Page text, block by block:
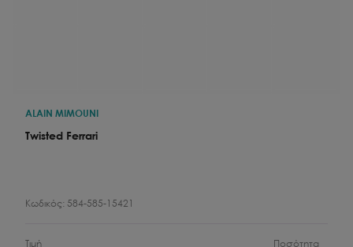
ALAIN MIMOUNI
Twisted Ferrari
Κωδικός: 584-585-15421
Τιμή Ποσότητα